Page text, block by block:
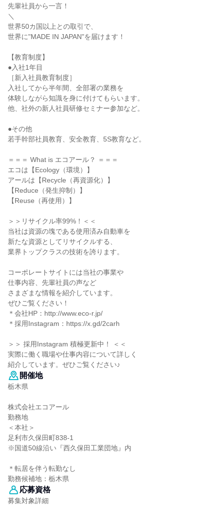
先輩社員から一言！
＼
世界50カ国以上との取引で、
世界に"MADE IN JAPAN"を届けます！
【教育制度】
●入社1年目
［新入社員教育制度］
入社してから半年間、全部署の業務を
体験しながら知識を身に付けてもらいます。
他、社外の新人社員研修セミナー参加など。
●その他
若手幹部社員教育、安全教育、5S教育など。
＝＝＝ What is エコアール？ ＝＝＝
エコは【Ecology（環境）】
アールは【Recycle（再資源化）】
【Reduce（発生抑制）】
【Reuse（再使用）】
＞＞リサイクル率99%！＜＜
当社は資源の塊である使用済み自動車を
新たな資源としてリサイクルする、
業界トップクラスの技術を誇ります。
コーポレートサイトには当社の事業や
仕事内容、先輩社員の声など
さまざまな情報を紹介しています。
ぜひご覧ください！
＊会社HP：http://www.eco-r.jp/
＊採用Instagram：https://x.gd/2carh
＞＞ 採用Instagram 積極更新中！ ＜＜
実際に働く職場や仕事内容について詳しく
紹介しています。ぜひご覧ください♪
開催地
栃木県
株式会社エコアール
勤務地
＜本社＞
足利市久保田町838-1
※国道50線沿い『西久保田工業団地』内
＊転居を伴う転勤なし
勤務候補地：栃木県
応募資格
募集対象詳細